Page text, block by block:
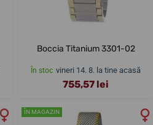
Boccia Titanium 3301-02
În stoc vineri 14. 8. la tine acasă
755,57 lei
ÎN MAGAZIN